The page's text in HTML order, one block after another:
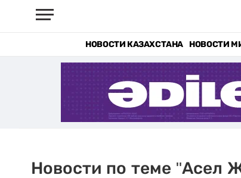
НОВОСТИ КАЗАХСТАНА НОВОСТИ
Новости по теме "Асел